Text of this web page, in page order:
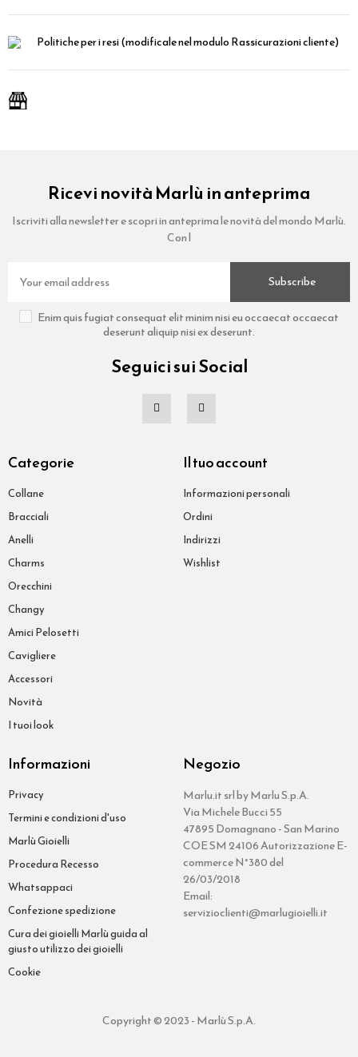
Politiche per i resi(modificale nel modulo Rassicurazioni cliente)
Ricevi novità Marlù in anteprima
Iscriviti alla newsletter e scopri in anteprima le novità del mondo Marlù.
Con l
Subscribe
Enim quis fugiat consequat elit minim nisi eu occaecat occaecat
deserunt aliquip nisi ex deserunt.
Seguici sui Social
Categorie
Collane
Bracciali
Anelli
Charms
Orecchini
Changy
Amici Pelosetti
Cavigliere
Accessori
Novità
I tuoi look
Il tuo account
Informazioni personali
Ordini
Indirizzi
Wishlist
Informazioni
Privacy
Termini e condizioni d'uso
Marlù Gioielli
Procedura Recesso
Whatsappaci
Confezione spedizione
Cura dei gioielli Marlù guida al
giusto utilizzo dei gioielli
Cookie
Negozio
Marlu.it srl by Marlu S.p.A.
Via Michele Bucci 55
47895 Domagnano - San Marino
COE SM 24106 Autorizzazione E-
commerce N°380 del
26/03/2018
Email:
servizioclienti@marlugioielli.it
Copyright © 2023 - Marlù S.p.A.